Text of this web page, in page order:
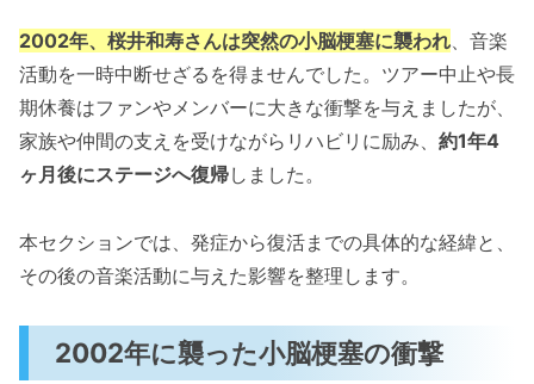
2002年、桜井和寿さんは突然の小脳梗塞に襲われ 、音楽
活動を一時中断せざるを得ませんでした。ツアー中止や長
期休養はファンやメンバーに大きな衝撃を与えましたが、
家族や仲間の支えを受けながらリハビリに励み、 約1年4
ヶ月後にステージへ復帰しました。
本セクションでは、発症から復活までの具体的な経緯と、
その後の音楽活動に与えた影響を整理します。
2002年に襲った小脳梗塞の衝撃